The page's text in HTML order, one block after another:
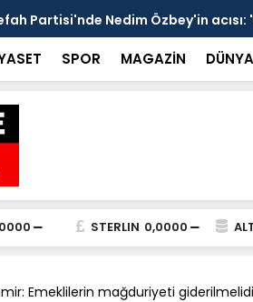
Partisi'nde Nedim Özbey'in
SPOR MAGAZİN DÜNYA
STERLIN 0,0000
Emeklilerin mağduriyeti